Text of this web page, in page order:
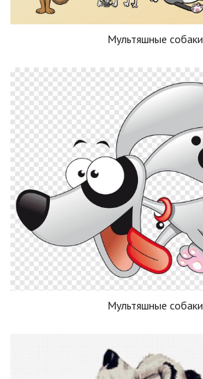
Мультяшные собаки
Мультяшные собаки